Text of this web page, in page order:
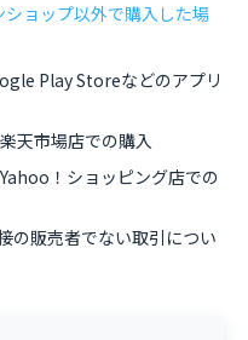
ョップ以外で購入した場
Play Storeなどのアプリ
天市場店での購入
！ショッピング店での
の販売者でない取引につい